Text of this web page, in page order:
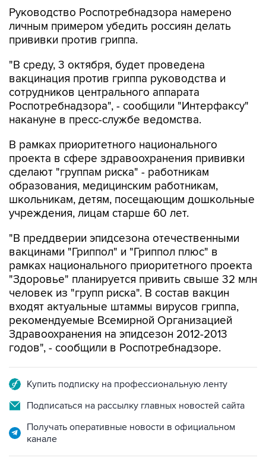
Руководство Роспотребнадзора намерено
личным примером убедить россиян делать
прививки против гриппа.
"В среду, 3 октября, будет проведена
вакцинация против гриппа руководства и
сотрудников центрального аппарата
Роспотребнадзора", - сообщили "Интерфаксу"
накануне в пресс-службе ведомства.
В рамках приоритетного национального
проекта в сфере здравоохранения прививки
сделают "группам риска" - работникам
образования, медицинским работникам,
школьникам, детям, посещающим дошкольные
учреждения, лицам старше 60 лет.
"В преддверии эпидсезона отечественными
вакцинами "Гриппол" и "Гриппол плюс" в
рамках национального приоритетного проекта
"Здоровье" планируется привить свыше 32 млн
человек из "групп риска". В состав вакцин
входят актуальные штаммы вирусов гриппа,
рекомендуемые Всемирной Организацией
Здравоохранения на эпидсезон 2012-2013
годов", - сообщили в Роспотребнадзоре.
Купить подписку на профессиональную ленту
Подписаться на рассылку главных новостей сайта
Получать оперативные новости в официальном
канале